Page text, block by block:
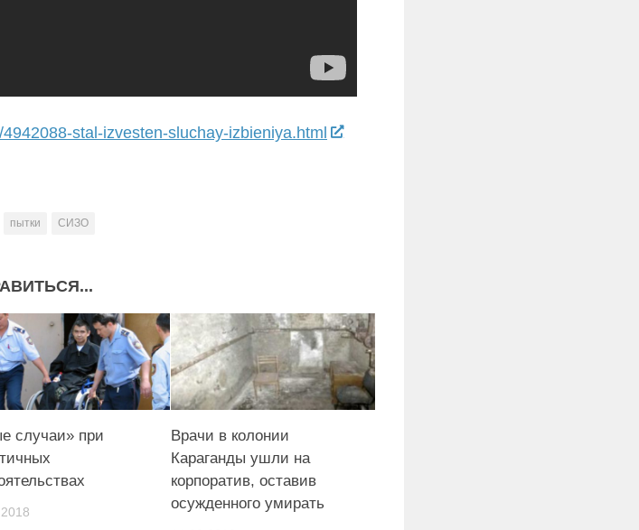
stal-izvesten-sluchay-izbieniya.html
пытки СИЗО
случаи» при
Врачи в колонии
Караганды ушли на
корпоратив, оставив
осужденного умирать